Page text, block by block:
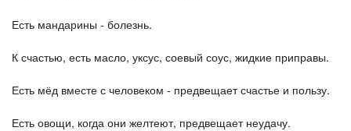
Есть мандарины - болезнь.
К счастью, есть масло, уксус, соевый соус, жидкие приправы.
Есть мёд вместе с человеком - предвещает счастье и пользу.
Есть овощи, когда они желтеют, предвещает неудачу.